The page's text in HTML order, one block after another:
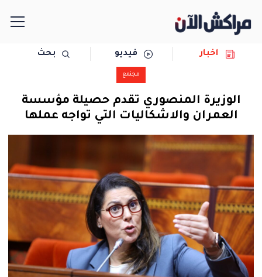
مجتمع
سياسة
رياضة
حوادث
دولية
المرأة
فنية
اخبار فيديو بحث
مجتمع
الوزيرة المنصوري تقدم حصيلة مؤسسة
العمران والاشكاليات التي تواجه عملها